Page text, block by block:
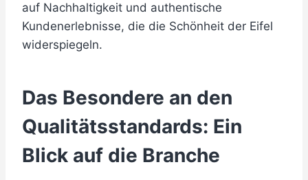
auf Nachhaltigkeit und authentische
Kundenerlebnisse, die die Schönheit der Eifel
widerspiegeln.
Das Besondere an den
Qualitätsstandards: Ein
Blick auf die Branche